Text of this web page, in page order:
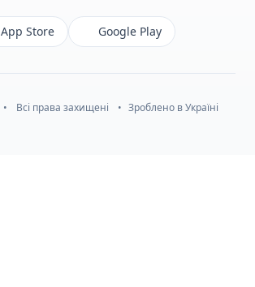
App Store Google Play
• Всі права захищені • Зроблено в Україні